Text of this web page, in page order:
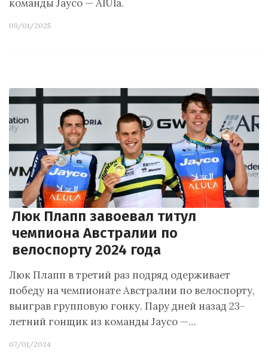
команды Jayco — AlUla.
09/01/2025
Люк Плапп завоевал титул
чемпиона Австралии по
велоспорту 2024 года
Люк Плапп в третий раз подряд одерживает
победу на чемпионате Австралии по велоспорту,
выиграв групповую гонку. Пару дней назад 23-
летний гонщик из команды Jayco —…
07/01/2024